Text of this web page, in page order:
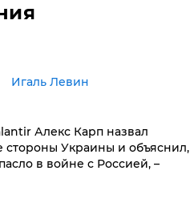
Игаль Левин
Алекс Карп назвал
стороны Украины и объяснил,
в войне с Россией, –